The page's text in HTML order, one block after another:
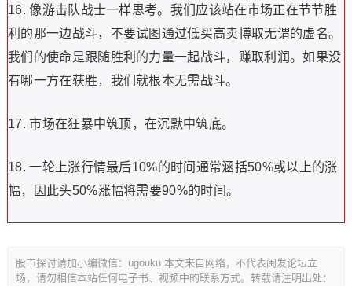
16. 像游击队战士一样思考。我们应该站在市场正在节节胜
利的那一边战斗，不要试图通过低买高卖博取无谓的虚名。
我们的使命是跟随胜利的力量一起战斗，赚取利润。如果没
有哪一方在获胜，我们就根本无需战斗。
17. 市场在狂暴中筑顶，在沉默中筑底。
18. 一轮上涨行情最后10%的时间通常涵括50%或以上的涨
幅，因此头50%涨幅将需要90%的时间。
股市探讨请加小编微信：ugouku 本文来自网络，不代表闽发论坛立
场，请勿相信本站任何电子书、视频中的联系方式。转载请注明出处：